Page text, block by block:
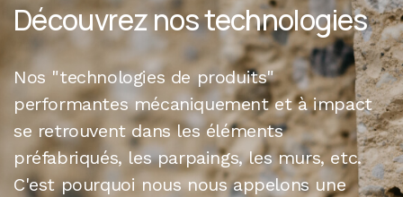
Découvrez nos technologies
Nos "technologies de produits"
performantes mécaniquement et à impact
se retrouvent dans les éléments
préfabriqués, les parpaings, les murs, etc.
C'est pourquoi nous nous appelons une